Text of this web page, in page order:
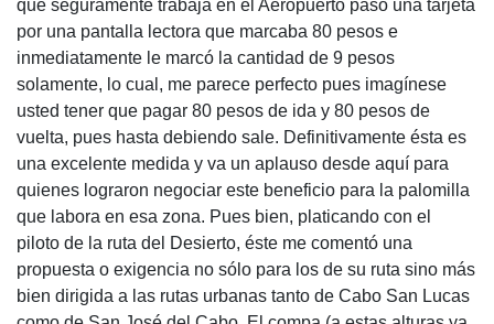
que seguramente trabaja en el Aeropuerto pasó una tarjeta
por una pantalla lectora que marcaba 80 pesos e
inmediatamente le marcó la cantidad de 9 pesos
solamente, lo cual, me parece perfecto pues imagínese
usted tener que pagar 80 pesos de ida y 80 pesos de
vuelta, pues hasta debiendo sale. Definitivamente ésta es
una excelente medida y va un aplauso desde aquí para
quienes lograron negociar este beneficio para la palomilla
que labora en esa zona. Pues bien, platicando con el
piloto de la ruta del Desierto, éste me comentó una
propuesta o exigencia no sólo para los de su ruta sino más
bien dirigida a las rutas urbanas tanto de Cabo San Lucas